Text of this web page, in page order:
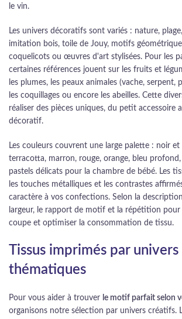
le vin.
Les univers décoratifs sont variés : nature,
imitation bois, toile de Jouy, motifs
coquelicots ou œuvres d'art stylisées. Pour les
certaines références jouent sur les fruits et
les plumes, les peaux animales (vache, serpent,
les coquillages ou encore les abeilles. Cette
réaliser des pièces uniques, du petit accessoire
décoratif.
Les couleurs couvrent une large palette : noir et
terracotta, marron, rouge, orange, bleu
pastels délicats pour la chambre de bébé. Les
les touches métalliques et les contrastes
caractère à vos confections. Selon la
largeur, le rapport de motif et la répétition
coupe et optimiser la consommation de tissu.
Tissus imprimés par univers
thématiques
Pour vous aider à trouver le motif parfait selon
organisons notre sélection par univers créatifs.